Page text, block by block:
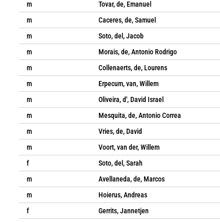
m
Tovar, de, Emanuel
m
Caceres, de, Samuel
m
Soto, del, Jacob
m
Morais, de, Antonio Rodrigo
m
Collenaerts, de, Lourens
m
Erpecum, van, Willem
m
Oliveira, d', David Israel
m
Mesquita, de, Antonio Correa
m
Vries, de, David
m
Voort, van der, Willem
f
Soto, del, Sarah
m
Avellaneda, de, Marcos
m
Hoierus, Andreas
f
Gerrits, Jannetjen